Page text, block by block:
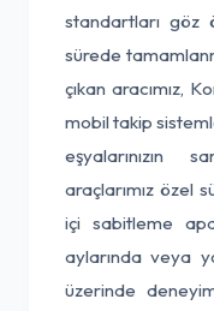
standartları göz
sürede
çıkan aracımız,
mobil takip
eşyalarınızın
araçlarımız özel
içi sabitleme
aylarında veya
üzerinde